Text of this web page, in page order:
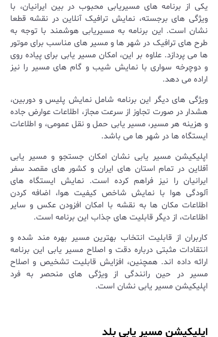
یکی از برنامه ‌های مسیریابی محبوب در بین ایرانیان، با
ویژگی‌ های برجسته، نمایش ترافیک آنلاین در نقشه قطعا
نشان است. این برنامه به مسیریابی هوشمند با توجه به
طرح‌ های ترافیک در شهر ها و مسیر های مناسب برای موتور
ها می ‌پردازد. علاوه بر این، امکان مسیر یابی برای پیاده‌ روی
و دوچرخه ‌سواری با نمایش شیب و گام‌ های مسیر را نیز
اراده می دهد.
ویژگی ‌های دیگر این برنامه شامل نمایش پلیس و دوربین،
هشدار در صورت تجاوز از سرعت مجاز، اطلاعات عوارض جاده
و هزینه هر مسیر، مسیر یابی حمل ‌و نقل عمومی، و اطلاعات
ایستگاه‌ ها در شهر ها می ‌باشد.
اپلیکیشن مسیر یابی نشان امکان جستجو و مسیر یابی
آفلاین در تمام استان‌ های ایران و کشور های مقصد سفر
ایرانیان را نیز فراهم کرده است. نمایش ایستگاه‌ های
آلودگی هوا با نمایش شاخص کیفیت هوا، اضافه کردن
اطلاعات مکان‌ ها به نقشه با امکان افزودن عکس و سایر
اطلاعات، از دیگر قابلیت ‌های جذاب این برنامه است.
کاربران از قابلیت انتخاب بهترین مسیر بهره ‌مند شده و
انتقادات مثبتی درباره دقت و اصلاح مسیر یابی این برنامه
ارائه داده ‌اند. همچنین، افزایش قابلیت تشخیص و اصلاح
مسیر در حین رانندگی از ویژگی های منحصر به فرد
اپلیکیشن مسیر یابی نشان است.
اپلیکیشن مسیر یابی بلد